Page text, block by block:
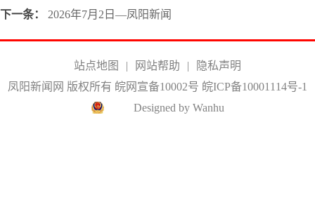
下一条：
2026年7月2日—凤阳新闻
站点地图 | 网站帮助 |
隐私声明
凤阳新闻网 版权所有 皖网宣备10002号 皖ICP备10001114号-1
Designed by Wanhu